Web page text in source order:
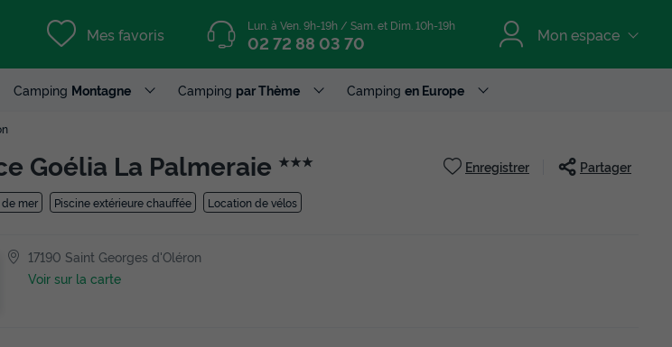
Mes favoris Lun. à Ven. 9h-19h / Sam. et Dim. 10h-19h
02 72 88 03 70 Mon espace
Camping Montagne Camping par Thème Camping en Europe
Goélia La Palmeraie ★★★ Enregistrer Partager
mer Piscine extérieure chauffée Location de vélos
17190 Saint Georges d'Oléron
Voir sur la carte